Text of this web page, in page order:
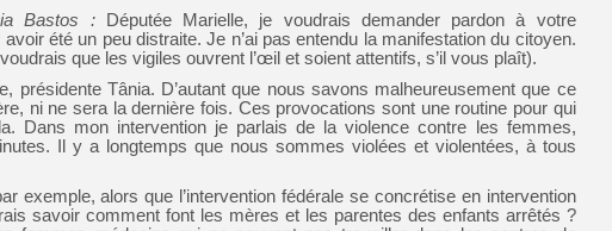
Bastos :Députée Marielle, je voudrais demander pardon à votre
été un peu distraite. Je n’ai pas entendu la manifestation du citoyen.
que les vigiles ouvrent l’œil et soient attentifs, s’il vous plaît).
présidente Tânia. D’autant que nous savons malheureusement que ce
ni ne sera la dernière fois. Ces provocations sont une routine pour qui
Dans mon intervention je parlais de la violence contre les femmes,
Il y a longtemps que nous sommes violées et violentées, à tous
exemple, alors que l’intervention fédérale se concrétise en intervention
savoir comment font les mères et les parentes des enfants arrêtés ?